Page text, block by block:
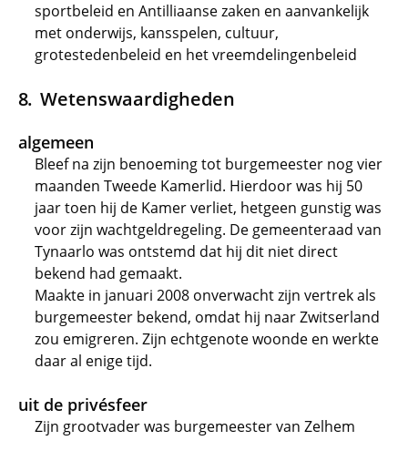
sportbeleid en Antilliaanse zaken en aanvankelijk
met onderwijs, kansspelen, cultuur,
grotestedenbeleid en het vreemdelingenbeleid
Wetenswaardigheden
algemeen
Bleef na zijn benoeming tot burgemeester nog vier
maanden Tweede Kamerlid. Hierdoor was hij 50
jaar toen hij de Kamer verliet, hetgeen gunstig was
voor zijn wachtgeldregeling. De gemeenteraad van
Tynaarlo was ontstemd dat hij dit niet direct
bekend had gemaakt.
Maakte in januari 2008 onverwacht zijn vertrek als
burgemeester bekend, omdat hij naar Zwitserland
zou emigreren. Zijn echtgenote woonde en werkte
daar al enige tijd.
uit de privésfeer
Zijn grootvader was burgemeester van Zelhem